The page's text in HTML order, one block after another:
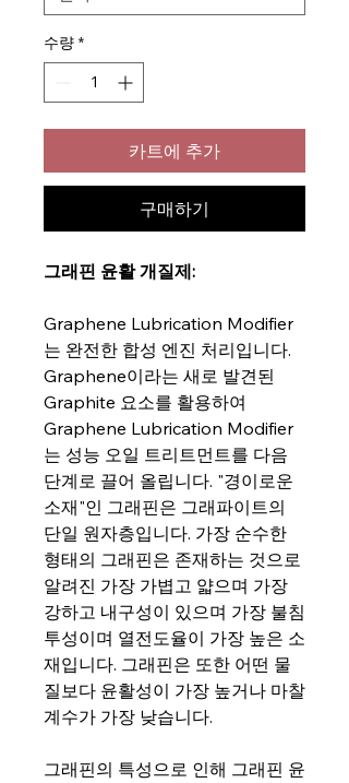
수량 *
카트에 추가
구매하기
그래핀 윤활 개질제:
Graphene Lubrication Modifier
는 완전한 합성 엔진 처리입니다.
Graphene이라는 새로 발견된
Graphite 요소를 활용하여
Graphene Lubrication Modifier
는 성능 오일 트리트먼트를 다음
단계로 끌어 올립니다. "경이로운
소재"인 그래핀은 그래파이트의
단일 원자층입니다. 가장 순수한
형태의 그래핀은 존재하는 것으로
알려진 가장 가볍고 얇으며 가장
강하고 내구성이 있으며 가장 불침
투성이며 열전도율이 가장 높은 소
재입니다. 그래핀은 또한 어떤 물
질보다 윤활성이 가장 높거나 마찰
계수가 가장 낮습니다.
그래핀의 특성으로 인해 그래핀 윤